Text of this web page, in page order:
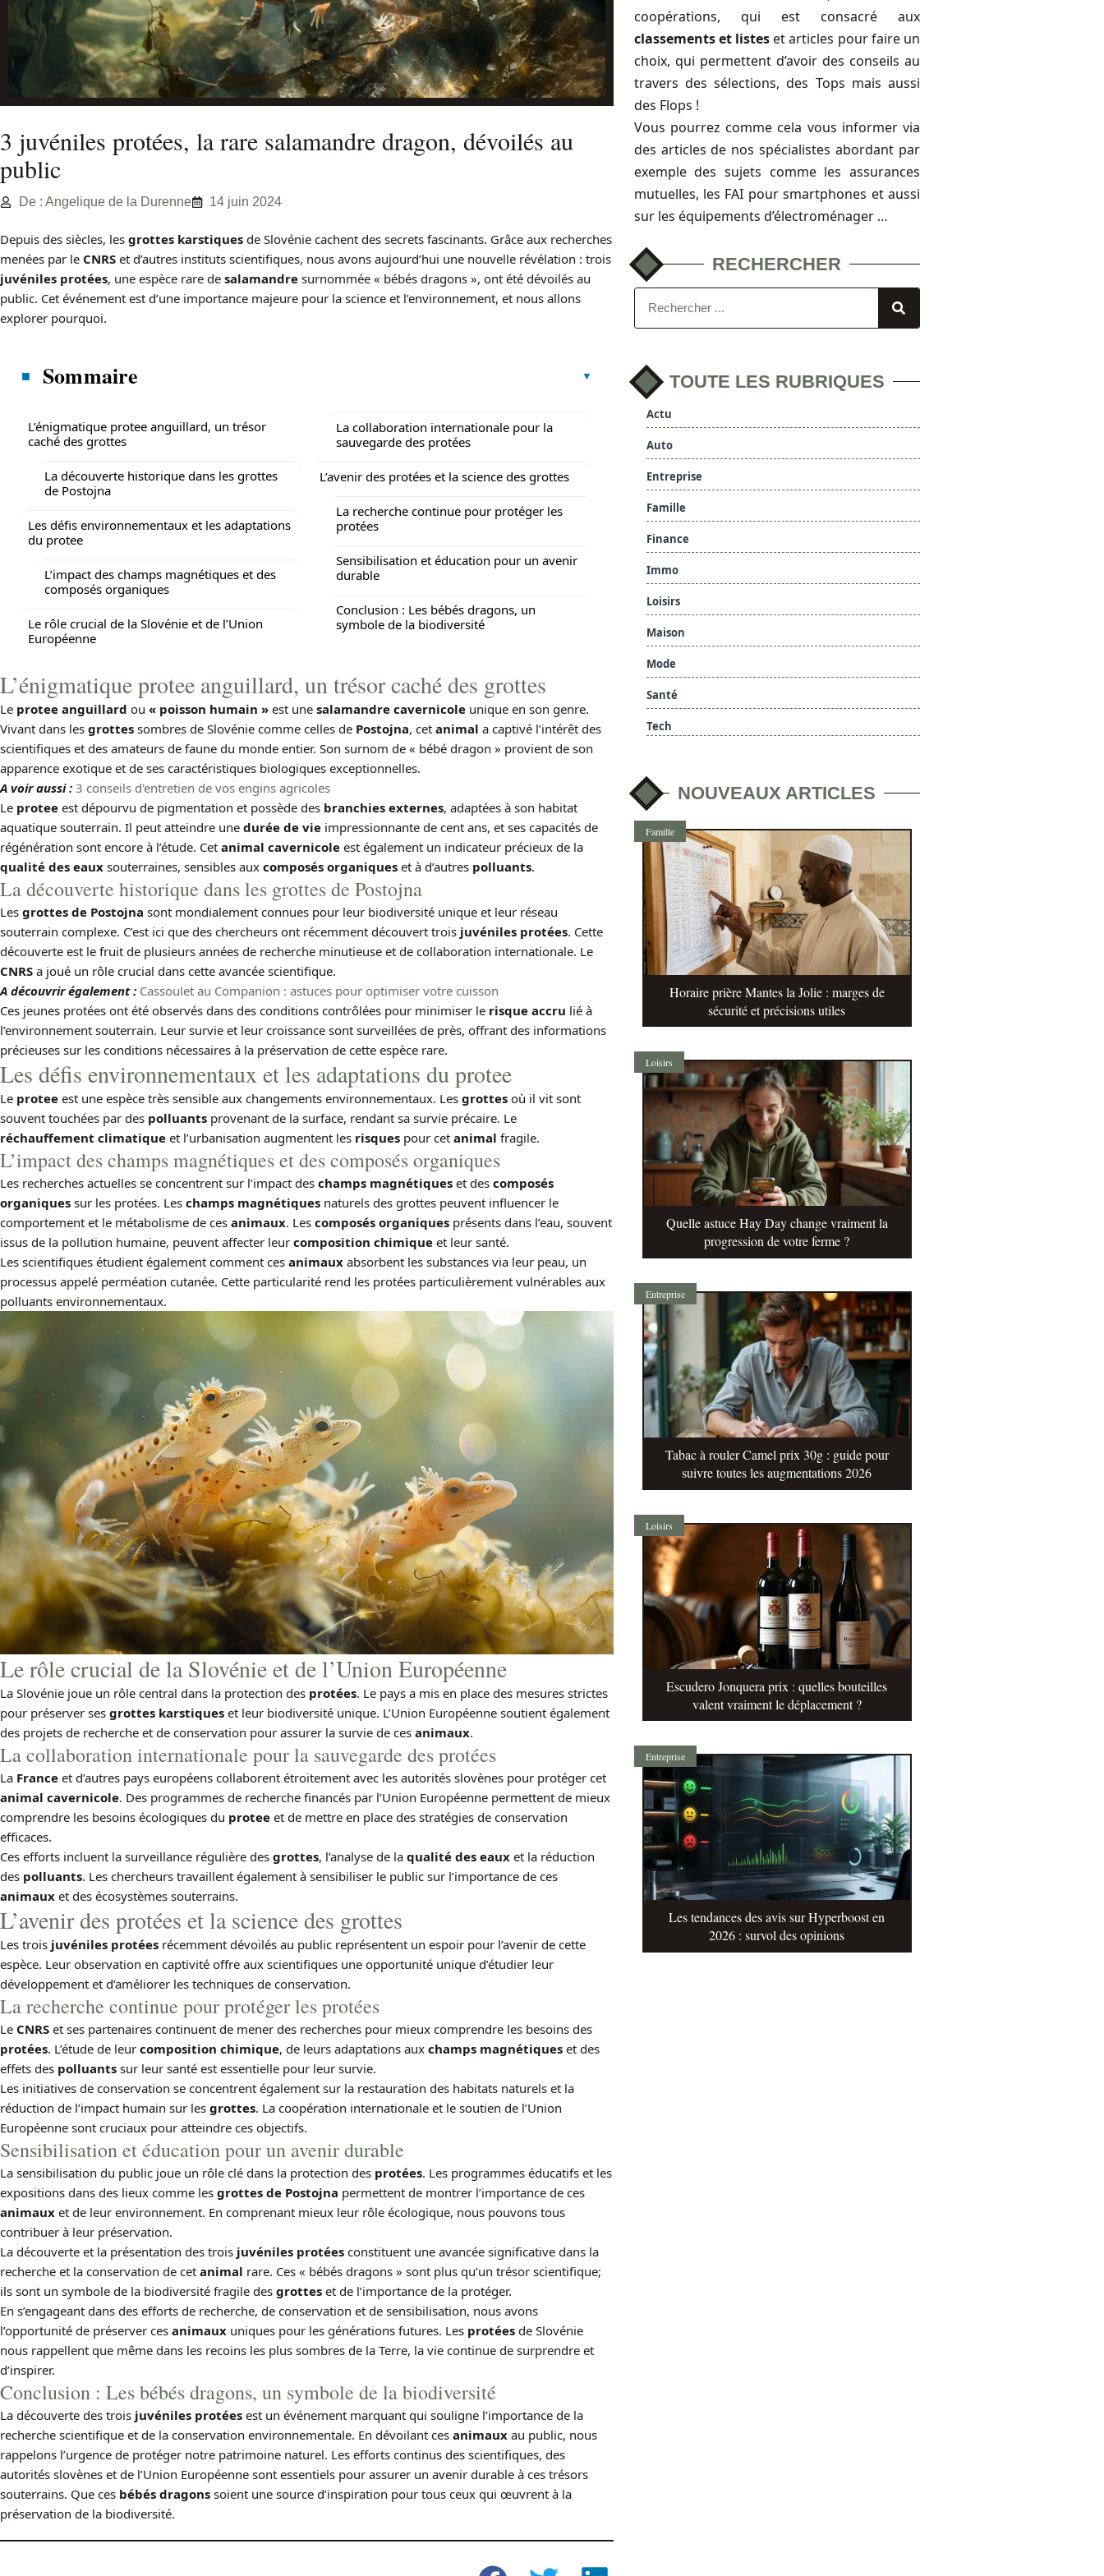
3 juvéniles protées, la rare salamandre dragon, dévoilés au
public
De : Angelique de la Durenne 14 juin 2024
Depuis des siècles, les grottes karstiques de Slovénie cachent des secrets fascinants. Grâce aux recherches
menées par le CNRS et d’autres instituts scientifiques, nous avons aujourd’hui une nouvelle révélation : trois
juvéniles protées, une espèce rare de salamandre surnommée « bébés dragons », ont été dévoilés au
public. Cet événement est d’une importance majeure pour la science et l’environnement, et nous allons
explorer pourquoi.
Sommaire
L’énigmatique protee anguillard, un trésor
caché des grottes
La découverte historique dans les grottes
de Postojna
Les défis environnementaux et les adaptations
du protee
L’impact des champs magnétiques et des
composés organiques
Le rôle crucial de la Slovénie et de l’Union
Européenne
La collaboration internationale pour la
sauvegarde des protées
L’avenir des protées et la science des grottes
La recherche continue pour protéger les
protées
Sensibilisation et éducation pour un avenir
durable
Conclusion : Les bébés dragons, un
symbole de la biodiversité
L’énigmatique protee anguillard, un trésor caché des grottes
Le protee anguillard ou « poisson humain » est une salamandre cavernicole unique en son genre.
Vivant dans les grottes sombres de Slovénie comme celles de Postojna, cet animal a captivé l’intérêt des
scientifiques et des amateurs de faune du monde entier. Son surnom de « bébé dragon » provient de son
apparence exotique et de ses caractéristiques biologiques exceptionnelles.
A voir aussi : 3 conseils d'entretien de vos engins agricoles
Le protee est dépourvu de pigmentation et possède des branchies externes, adaptées à son habitat
aquatique souterrain. Il peut atteindre une durée de vie impressionnante de cent ans, et ses capacités de
régénération sont encore à l’étude. Cet animal cavernicole est également un indicateur précieux de la
qualité des eaux souterraines, sensibles aux composés organiques et à d’autres polluants.
La découverte historique dans les grottes de Postojna
Les grottes de Postojna sont mondialement connues pour leur biodiversité unique et leur réseau
souterrain complexe. C’est ici que des chercheurs ont récemment découvert trois juvéniles protées. Cette
découverte est le fruit de plusieurs années de recherche minutieuse et de collaboration internationale. Le
CNRS a joué un rôle crucial dans cette avancée scientifique.
A découvrir également : Cassoulet au Companion : astuces pour optimiser votre cuisson
Ces jeunes protées ont été observés dans des conditions contrôlées pour minimiser le risque accru lié à
l’environnement souterrain. Leur survie et leur croissance sont surveillées de près, offrant des informations
précieuses sur les conditions nécessaires à la préservation de cette espèce rare.
Les défis environnementaux et les adaptations du protee
Le protee est une espèce très sensible aux changements environnementaux. Les grottes où il vit sont
souvent touchées par des polluants provenant de la surface, rendant sa survie précaire. Le
réchauffement climatique et l’urbanisation augmentent les risques pour cet animal fragile.
L’impact des champs magnétiques et des composés organiques
Les recherches actuelles se concentrent sur l’impact des champs magnétiques et des composés
organiques sur les protées. Les champs magnétiques naturels des grottes peuvent influencer le
comportement et le métabolisme de ces animaux. Les composés organiques présents dans l’eau, souvent
issus de la pollution humaine, peuvent affecter leur composition chimique et leur santé.
Les scientifiques étudient également comment ces animaux absorbent les substances via leur peau, un
processus appelé perméation cutanée. Cette particularité rend les protées particulièrement vulnérables aux
polluants environnementaux.
Le rôle crucial de la Slovénie et de l’Union Européenne
La Slovénie joue un rôle central dans la protection des protées. Le pays a mis en place des mesures strictes
pour préserver ses grottes karstiques et leur biodiversité unique. L’Union Européenne soutient également
des projets de recherche et de conservation pour assurer la survie de ces animaux.
La collaboration internationale pour la sauvegarde des protées
La France et d’autres pays européens collaborent étroitement avec les autorités slovènes pour protéger cet
animal cavernicole. Des programmes de recherche financés par l’Union Européenne permettent de mieux
comprendre les besoins écologiques du protee et de mettre en place des stratégies de conservation
efficaces.
Ces efforts incluent la surveillance régulière des grottes, l’analyse de la qualité des eaux et la réduction
des polluants. Les chercheurs travaillent également à sensibiliser le public sur l’importance de ces
animaux et des écosystèmes souterrains.
L’avenir des protées et la science des grottes
Les trois juvéniles protées récemment dévoilés au public représentent un espoir pour l’avenir de cette
espèce. Leur observation en captivité offre aux scientifiques une opportunité unique d’étudier leur
développement et d’améliorer les techniques de conservation.
La recherche continue pour protéger les protées
Le CNRS et ses partenaires continuent de mener des recherches pour mieux comprendre les besoins des
protées. L’étude de leur composition chimique, de leurs adaptations aux champs magnétiques et des
effets des polluants sur leur santé est essentielle pour leur survie.
Les initiatives de conservation se concentrent également sur la restauration des habitats naturels et la
réduction de l’impact humain sur les grottes. La coopération internationale et le soutien de l’Union
Européenne sont cruciaux pour atteindre ces objectifs.
Sensibilisation et éducation pour un avenir durable
La sensibilisation du public joue un rôle clé dans la protection des protées. Les programmes éducatifs et les
expositions dans des lieux comme les grottes de Postojna permettent de montrer l’importance de ces
animaux et de leur environnement. En comprenant mieux leur rôle écologique, nous pouvons tous
contribuer à leur préservation.
La découverte et la présentation des trois juvéniles protées constituent une avancée significative dans la
recherche et la conservation de cet animal rare. Ces « bébés dragons » sont plus qu’un trésor scientifique;
ils sont un symbole de la biodiversité fragile des grottes et de l’importance de la protéger.
En s’engageant dans des efforts de recherche, de conservation et de sensibilisation, nous avons
l’opportunité de préserver ces animaux uniques pour les générations futures. Les protées de Slovénie
nous rappellent que même dans les recoins les plus sombres de la Terre, la vie continue de surprendre et
d’inspirer.
Conclusion : Les bébés dragons, un symbole de la biodiversité
La découverte des trois juvéniles protées est un événement marquant qui souligne l’importance de la
recherche scientifique et de la conservation environnementale. En dévoilant ces animaux au public, nous
rappelons l’urgence de protéger notre patrimoine naturel. Les efforts continus des scientifiques, des
autorités slovènes et de l’Union Européenne sont essentiels pour assurer un avenir durable à ces trésors
souterrains. Que ces bébés dragons soient une source d’inspiration pour tous ceux qui œuvrent à la
préservation de la biodiversité.
coopérations, qui est consacré aux
classements et listeset articles pour faire un
choix, qui permettent d’avoir des conseils au
travers des sélections, des Tops mais aussi
des Flops !
Vous pourrez comme cela vous informer via
des articles de nos spécialistes abordant par
exemple des sujets comme les assurances
mutuelles, les FAI pour smartphones et aussi
sur les équipements d’électroménager …
RECHERCHER
TOUTE LES RUBRIQUES
Actu
Auto
Entreprise
Famille
Finance
Immo
Loisirs
Maison
Mode
Santé
Tech
NOUVEAUX ARTICLES
Famille
Horaire prière Mantes la Jolie : marges de
sécurité et précisions utiles
Loisirs
Quelle astuce Hay Day change vraiment la
progression de votre ferme ?
Entreprise
Tabac à rouler Camel prix 30g : guide pour
suivre toutes les augmentations 2026
Loisirs
Escudero Jonquera prix : quelles bouteilles
valent vraiment le déplacement ?
Entreprise
Les tendances des avis sur Hyperboost en
2026 : survol des opinions